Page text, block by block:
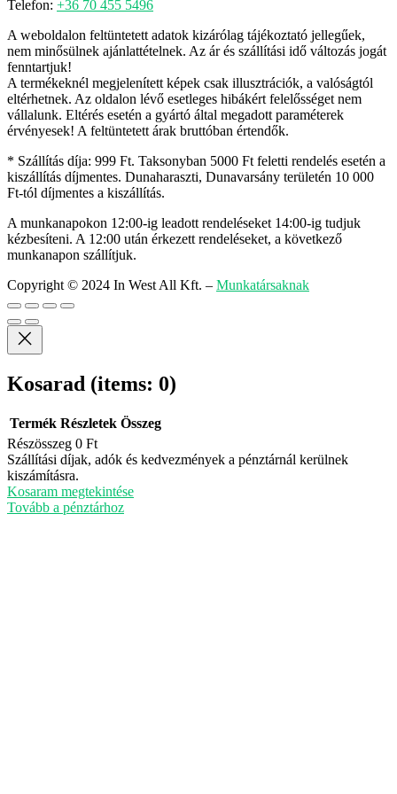
Telefon: +36 70 455 5496
A weboldalon feltüntetett adatok kizárólag tájékoztató jellegűek,
nem minősülnek ajánlattételnek. Az ár és szállítási idő változás jogát
fenntartjuk!
A termékeknél megjelenített képek csak illusztrációk, a valóságtól
eltérhetnek. Az oldalon lévő esetleges hibákért felelősséget nem
vállalunk. Eltérés esetén a gyártó által megadott paraméterek
érvényesek! A feltüntetett árak bruttóban értendők.
* Szállítás díja: 999 Ft. Taksonyban 5000 Ft feletti rendelés esetén a
kiszállítás díjmentes. Dunaharaszti, Dunavarsány területén 10 000
Ft-tól díjmentes a kiszállítás.
A munkanapokon 12:00-ig leadott rendeléseket 14:00-ig tudjuk
kézbesíteni. A 12:00 után érkezett rendeléseket, a következő
munkanapon szállítjuk.
Copyright © 2024 In West All Kft. – Munkatársaknak
Kosarad (items: 0)
Termékek
a
kosárban
Termék Részletek Összeg
Részösszeg 0 Ft
Szállítási díjak, adók és kedvezmények a pénztárnál kerülnek
kiszámításra.
Kosaram megtekintése
Tovább a pénztárhoz